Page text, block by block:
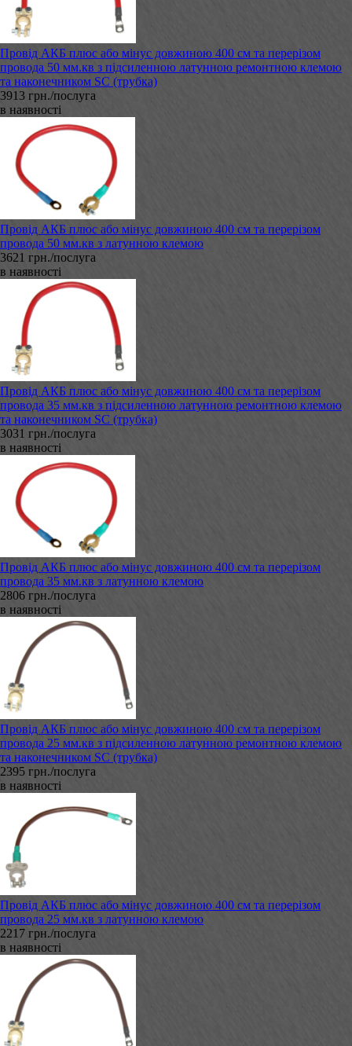
Провід АКБ плюс або мінус довжиною 400 см та перерізом
провода 50 мм.кв з підсиленною латунною ремонтною клемою
та наконечником SC (трубка)
3913 грн./послуга
в наявності
Провід АКБ плюс або мінус довжиною 400 см та перерізом
провода 50 мм.кв з латунною клемою
3621 грн./послуга
в наявності
Провід АКБ плюс або мінус довжиною 400 см та перерізом
провода 35 мм.кв з підсиленною латунною ремонтною клемою
та наконечником SC (трубка)
3031 грн./послуга
в наявності
Провід АКБ плюс або мінус довжиною 400 см та перерізом
провода 35 мм.кв з латунною клемою
2806 грн./послуга
в наявності
Провід АКБ плюс або мінус довжиною 400 см та перерізом
провода 25 мм.кв з підсиленною латунною ремонтною клемою
та наконечником SC (трубка)
2395 грн./послуга
в наявності
Провід АКБ плюс або мінус довжиною 400 см та перерізом
провода 25 мм.кв з латунною клемою
2217 грн./послуга
в наявності